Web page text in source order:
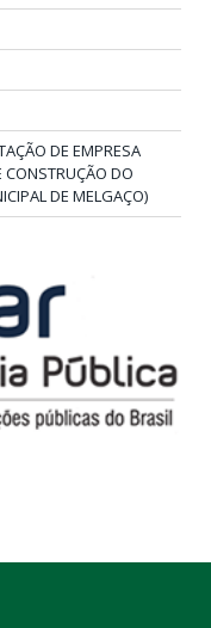
DE EMPRESA
CONSTRUÇÃO DO
DE MELGAÇO)